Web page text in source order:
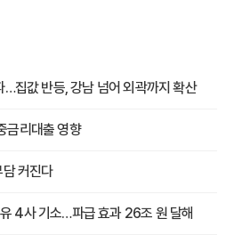
집값 반등, 강남 넘어 외곽까지 확산
금리대출 영향
커진다
4사 기소…파급 효과 26조 원 달해